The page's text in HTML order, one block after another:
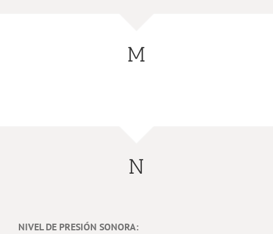
M
N
NIVEL DE PRESIÓN SONORA: